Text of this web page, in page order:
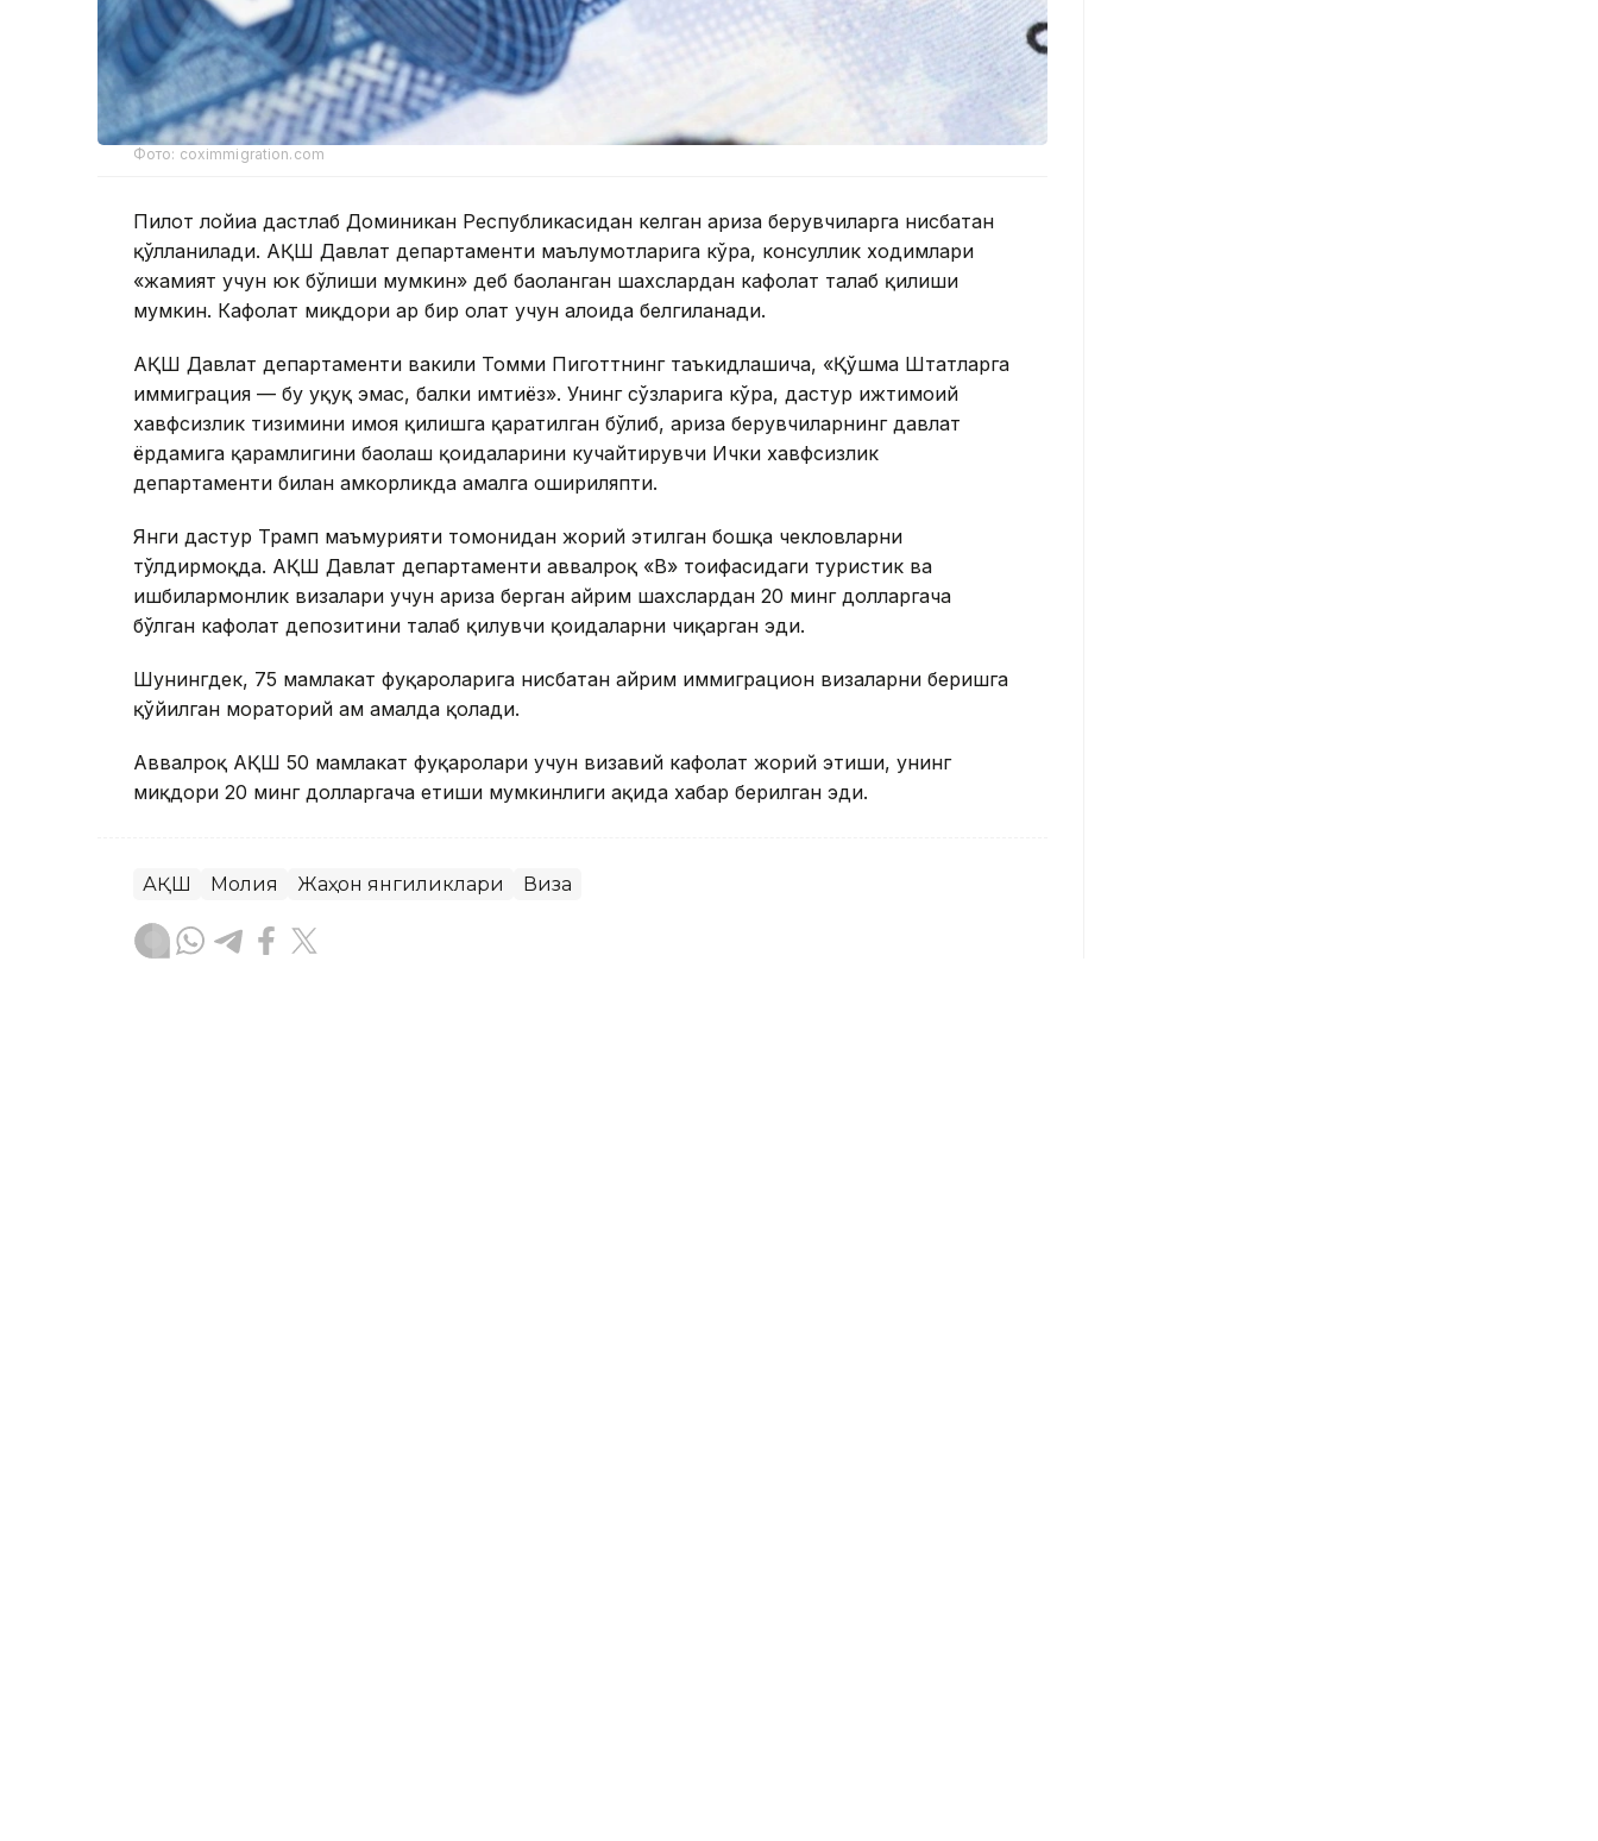
Фото: coximmigration.com
Пилот лойиҳа дастлаб Доминикан Республикасидан келган ариза берувчиларга нисбатан
қўлланилади. АҚШ Давлат департаменти маълумотларига кўра, консуллик ходимлари
«жамият учун юк бўлиши мумкин» деб баҳоланган шахслардан кафолат талаб қилиши
мумкин. Кафолат миқдори ҳар бир ҳолат учун алоҳида белгиланади.
АҚШ Давлат департаменти вакили Томми Пиготтнинг таъкидлашича, «Қўшма Штатларга
иммиграция — бу ҳуқуқ эмас, балки имтиёз». Унинг сўзларига кўра, дастур ижтимоий
хавфсизлик тизимини ҳимоя қилишга қаратилган бўлиб, ариза берувчиларнинг давлат
ёрдамига қарамлигини баҳолаш қоидаларини кучайтирувчи Ички хавфсизлик
департаменти билан ҳамкорликда амалга ошириляпти.
Янги дастур Трамп маъмурияти томонидан жорий этилган бошқа чекловларни
тўлдирмоқда. АҚШ Давлат департаменти аввалроқ «B» тоифасидаги туристик ва
ишбилармонлик визалари учун ариза берган айрим шахслардан 20 минг долларгача
бўлган кафолат депозитини талаб қилувчи қоидаларни чиқарган эди.
Шунингдек, 75 мамлакат фуқароларига нисбатан айрим иммиграцион визаларни беришга
қўйилган мораторий ҳам амалда қолади.
Аввалроқ АҚШ 50 мамлакат фуқаролари учун визавий кафолат жорий этиши, унинг
миқдори 20 минг долларгача етиши мумкинлиги ҳақида хабар берилган эди.
АҚШ Молия Жаҳон янгиликлари Виза